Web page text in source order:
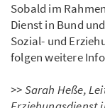
Sobald im
Dienst in Bund
Sozial- und
folgen weitere
>> Sarah Heße,